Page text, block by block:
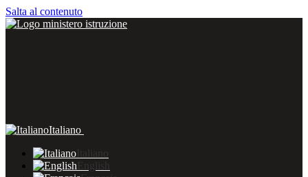
Salta al contenuto
Italiano
Italiano
English